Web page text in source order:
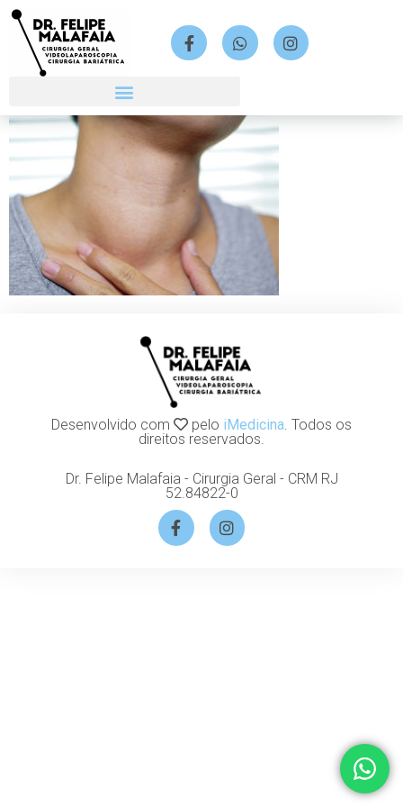
Desenvolvido com pelo iMedicina. Todos os
direitos reservados.
Dr. Felipe Malafaia - Cirurgia Geral - CRM RJ
52.84822-0